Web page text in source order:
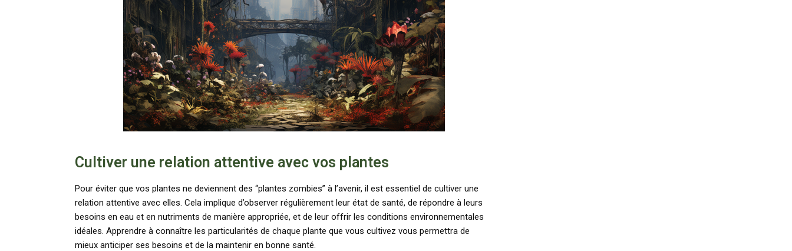
Cultiver une relation attentive avec vos plantes
Pour éviter que vos plantes ne deviennent des “plantes zombies” à l’avenir, il est essentiel de cultiver une
relation attentive avec elles. Cela implique d’observer régulièrement leur état de santé, de répondre à leurs
besoins en eau et en nutriments de manière appropriée, et de leur offrir les conditions environnementales
idéales. Apprendre à connaître les particularités de chaque plante que vous cultivez vous permettra de
mieux anticiper ses besoins et de la maintenir en bonne santé.